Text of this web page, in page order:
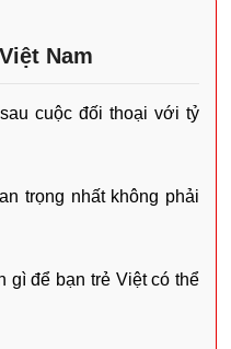
Nam
cuộc đối thoại với tỷ
trọng nhất không phải
gì để bạn trẻ Việt có thể